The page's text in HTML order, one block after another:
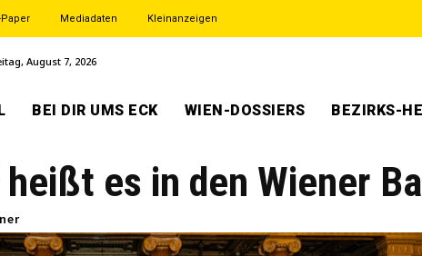
Paper Mediadaten Kleinanzeigen
August 7, 2026
BEI DIR UMS ECK WIEN-DOSSIERS BEZIRKS-
heißt es in den Wiener